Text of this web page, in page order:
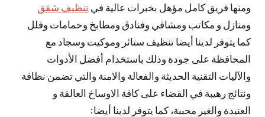
ومنها فريق كامل مؤهل بخبرات عالية في تنظيف شقق
ومنازل و مكاتب ومشافي وفنادق ومطابخ وحمامات وفلل
كما يتوفر لدينا أيضا تنظيف ستائر وموكيت وسجاد مع
المحافظة على جودة وذلك باستخدام أفضل الأدوات
والآليات التقنية الحديثة والفعالة والامنة والتي تضمن نظافة
ونتائج رهيبة في القضاء على كافة الاوساخ العالقة و
العنيدة والغير محببة، كما يتوفر لدينا أيضا: